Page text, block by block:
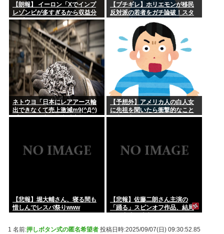
【朗報】 イーロン「Xでインプ
レゾンビが多すぎるから収益分
配プログラムやめるわ」
【ブチギレ】ホリエモンが移民
反対派の若者をガチ論破！スタ
ネトウヨ「日本にレアアース輸
出できなくて売上激減m9(^Д^)
プギャー」中国稀土「増益すぎ
【予想外】アメリカ人の白人女
に先祖を聞いたら衝撃的なこと
を言い出した
【悲報】堀大輔さん、寝る間も
惜しんでレスバ祭りwww
【悲報】佐藤二朗さん主演の
「踊る」スピンオフ作品、結局
1 名前:押しボタン式の匿名希望者 投稿日時:2025/09/07(日) 09:30:52.85